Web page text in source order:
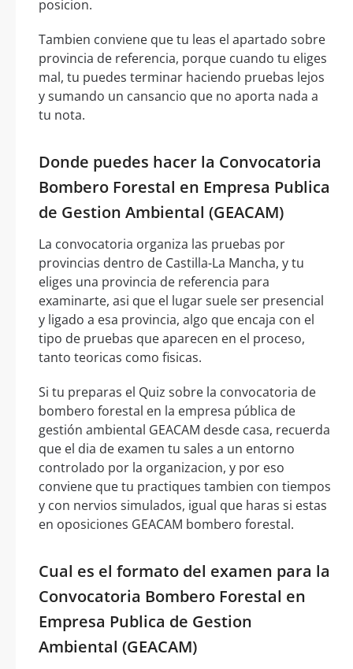
posicion.
Tambien conviene que tu leas el apartado sobre
provincia de referencia, porque cuando tu eliges
mal, tu puedes terminar haciendo pruebas lejos
y sumando un cansancio que no aporta nada a
tu nota.
Donde puedes hacer la Convocatoria
Bombero Forestal en Empresa Publica
de Gestion Ambiental (GEACAM)
La convocatoria organiza las pruebas por
provincias dentro de Castilla-La Mancha, y tu
eliges una provincia de referencia para
examinarte, asi que el lugar suele ser presencial
y ligado a esa provincia, algo que encaja con el
tipo de pruebas que aparecen en el proceso,
tanto teoricas como fisicas.
Si tu preparas el Quiz sobre la convocatoria de
bombero forestal en la empresa pública de
gestión ambiental GEACAM desde casa, recuerda
que el dia de examen tu sales a un entorno
controlado por la organizacion, y por eso
conviene que tu practiques tambien con tiempos
y con nervios simulados, igual que haras si estas
en oposiciones GEACAM bombero forestal.
Cual es el formato del examen para la
Convocatoria Bombero Forestal en
Empresa Publica de Gestion
Ambiental (GEACAM)